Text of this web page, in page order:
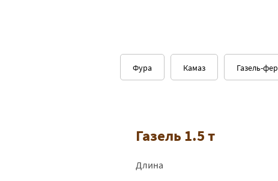
Газель-
Камаз
Фура
Газель 1.5 т
Длина